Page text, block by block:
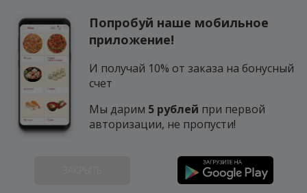
Попробуй наше мобильное
приложение!
И получай 10% от заказа на бонусный
счет
Мы дарим 5 рублей при первой
авторизации, не пропусти!